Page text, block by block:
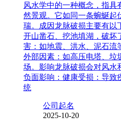
风水学中的一种概念，指具
然景观。它如同一条蜿蜒起
瑞。成因龙脉破损主要有以
开山凿石、挖池填湖，破坏
害：如地震、洪水、泥石流
外部因素：如高压电塔、垃
场。影响龙脉破损会对风水
负面影响：健康受损：导致
统
公司起名
2025-10-20